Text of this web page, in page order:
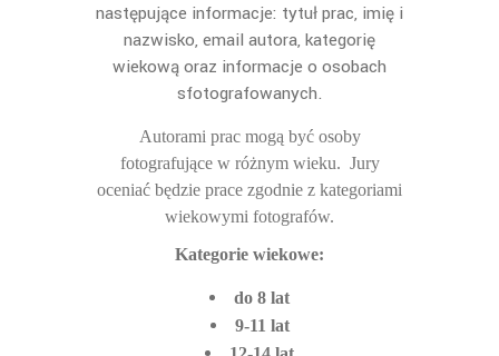
następujące informacje: tytuł prac, imię i
nazwisko, email autora, kategorię
wiekową oraz informacje o osobach
sfotografowanych.
Autorami prac mogą być osoby
fotografujące w różnym wieku. Jury
oceniać będzie prace zgodnie z kategoriami
wiekowymi fotografów.
Kategorie wiekowe:
do 8 lat
9-11 lat